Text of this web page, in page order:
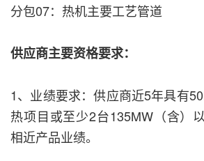
分包07：热机主要工艺管道
供应商主要资格要求：
1、业绩要求：供应商近5年具有
热项目或至少2台135MW（含）
相近产品业绩。